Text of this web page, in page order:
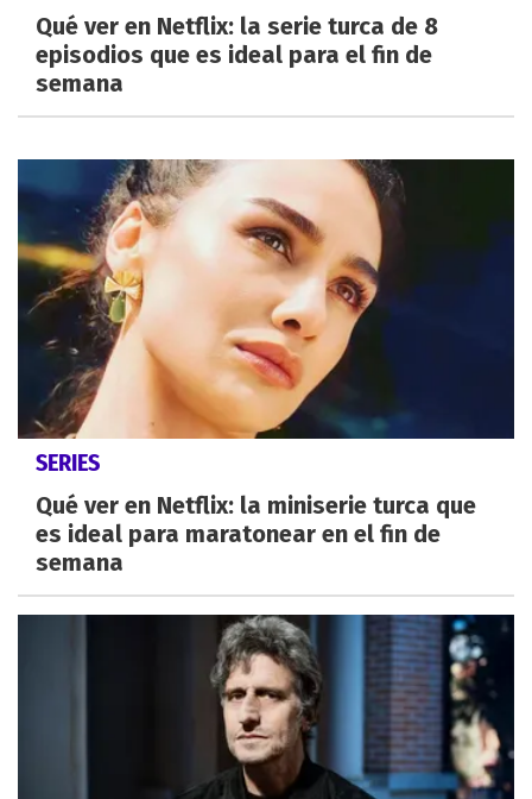
Qué ver en Netflix: la serie turca de 8
episodios que es ideal para el fin de
semana
SERIES
Qué ver en Netflix: la miniserie turca que
es ideal para maratonear en el fin de
semana